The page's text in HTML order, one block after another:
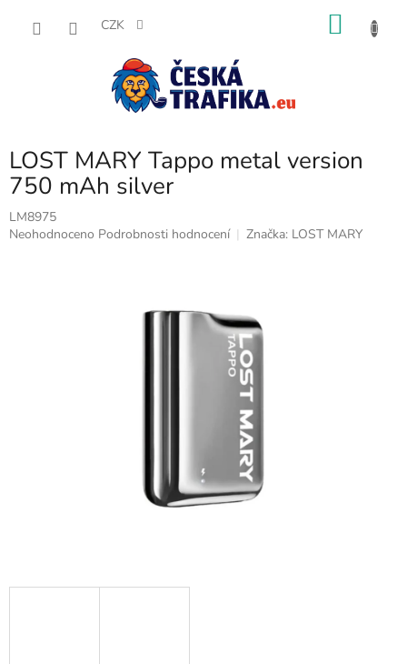
CZK
LOST MARY Tappo metal version
750 mAh silver
LM8975
Průměrné
Neohodnoceno Podrobnosti hodnocení Značka: LOST MARY